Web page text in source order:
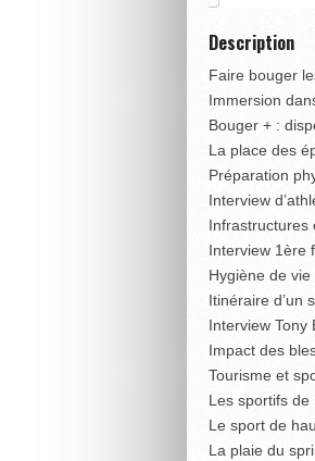
Description
Faire bouger
Immersion
Bouger + :
La place des
Préparation
Interview
Infrastructures
Interview 1ère
Hygiène de
Itinéraire d’un
Interview Tony
Impact des
Tourisme et
Les sportifs
Le sport de
La plaie du